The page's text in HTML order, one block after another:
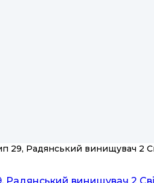
29, Радянський винищувач 2